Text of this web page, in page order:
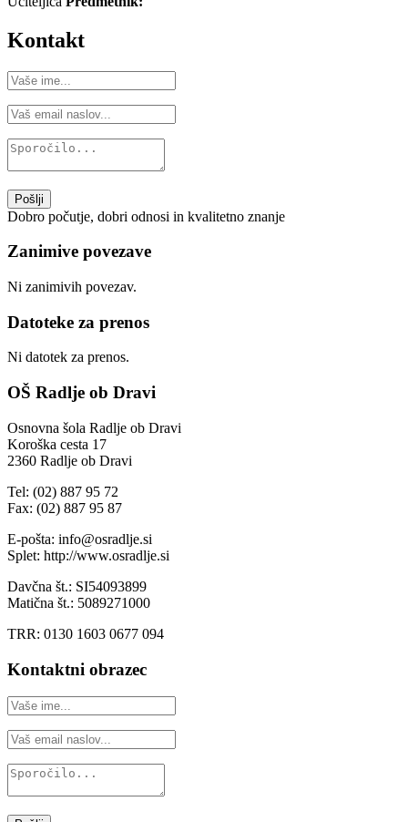
Kontakt
Pošlji
Dobro počutje, dobri odnosi in kvalitetno znanje
Zanimive povezave
Ni zanimivih povezav.
Datoteke za prenos
Ni datotek za prenos.
OŠ Radlje ob Dravi
Osnovna šola Radlje ob Dravi
Koroška cesta 17
2360 Radlje ob Dravi
Tel: (02) 887 95 72
Fax: (02) 887 95 87
E-pošta: info@osradlje.si
Splet: http://www.osradlje.si
Davčna št.: SI54093899
Matična št.: 5089271000
TRR: 0130 1603 0677 094
Kontaktni obrazec